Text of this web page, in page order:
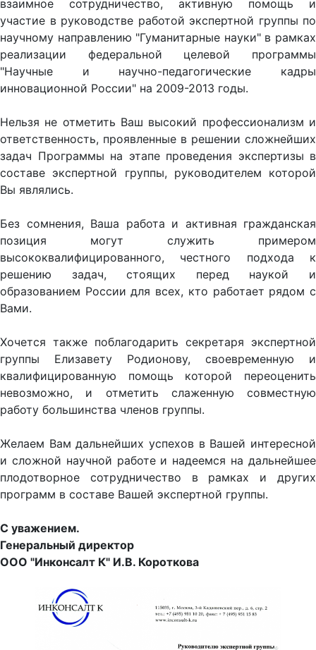
взаимное сотрудничество, активную помощь и
участие в руководстве работой экспертной группы по
научному направлению "Гуманитарные науки" в рамках
реализации федеральной целевой программы
"Научные и научно-педагогические кадры
инновационной России" на 2009-2013 годы.
Нельзя не отметить Ваш высокий профессионализм и
ответственность, проявленные в решении сложнейших
задач Программы на этапе проведения экспертизы в
составе экспертной группы, руководителем которой
Вы являлись.
Без сомнения, Ваша работа и активная гражданская
позиция могут служить примером
высококвалифицированного, честного подхода к
решению задач, стоящих перед наукой и
образованием России для всех, кто работает рядом с
Вами.
Хочется также поблагодарить секретаря экспертной
группы Елизавету Родионову, своевременную и
квалифицированную помощь которой переоценить
невозможно, и отметить слаженную совместную
работу большинства членов группы.
Желаем Вам дальнейших успехов в Вашей интересной
и сложной научной работе и надеемся на дальнейшее
плодотворное сотрудничество в рамках и других
программ в составе Вашей экспертной группы.
С уважением.
Генеральный директор
ООО "Инконсалт К" И.В. Короткова